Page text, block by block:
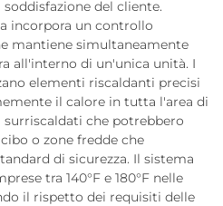
del cliente.
incorpora un controllo
mantiene simultaneamente
all'interno di un'unica unità. I
elementi riscaldanti precisi
il calore in tutta l'area di
che potrebbero
o zone fredde che
di sicurezza. Il sistema
tra 140°F e 180°F nelle
il rispetto dei requisiti delle